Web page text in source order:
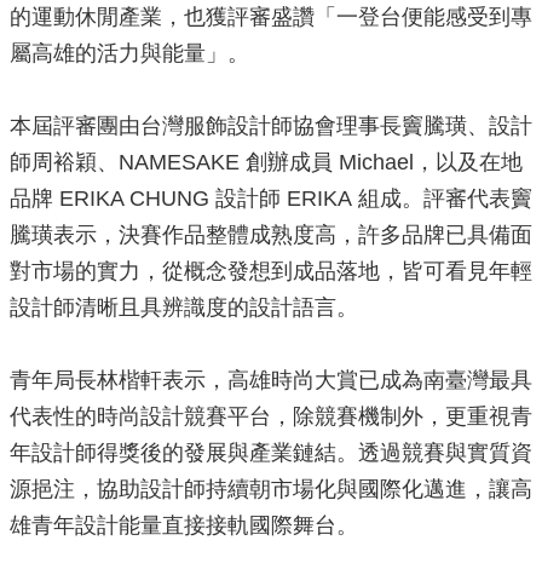
的運動休閒產業，也獲評審盛讚「一登台便能感受到專
屬高雄的活力與能量」。
本屆評審團由台灣服飾設計師協會理事長竇騰璜、設計
師周裕穎、NAMESAKE 創辦成員 Michael，以及在地
品牌 ERIKA CHUNG 設計師 ERIKA 組成。評審代表竇
騰璜表示，決賽作品整體成熟度高，許多品牌已具備面
對市場的實力，從概念發想到成品落地，皆可看見年輕
設計師清晰且具辨識度的設計語言。
青年局長林楷軒表示，高雄時尚大賞已成為南臺灣最具
代表性的時尚設計競賽平台，除競賽機制外，更重視青
年設計師得獎後的發展與產業鏈結。透過競賽與實質資
源挹注，協助設計師持續朝市場化與國際化邁進，讓高
雄青年設計能量直接接軌國際舞台。